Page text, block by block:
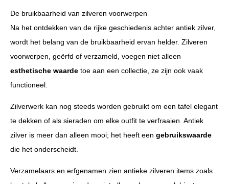
De bruikbaarheid van zilveren voorwerpen
Na het ontdekken van de rijke geschiedenis achter antiek zilver,
wordt het belang van de bruikbaarheid ervan helder. Zilveren
voorwerpen, geërfd of verzameld, voegen niet alleen
esthetische waarde toe aan een collectie, ze zijn ook vaak
functioneel.
Zilverwerk kan nog steeds worden gebruikt om een tafel elegant
te dekken of als sieraden om elke outfit te verfraaien. Antiek
zilver is meer dan alleen mooi; het heeft een gebruikswaarde
die het onderscheidt.
Verzamelaars en erfgenamen zien antieke zilveren items zoals